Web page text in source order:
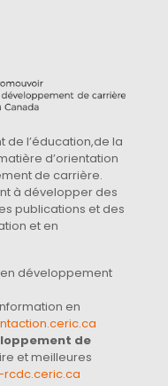
de l’éducation,de la
d’orientation
de carrière.
à développer des
publications et des
et en
développement
en
de
et meilleures